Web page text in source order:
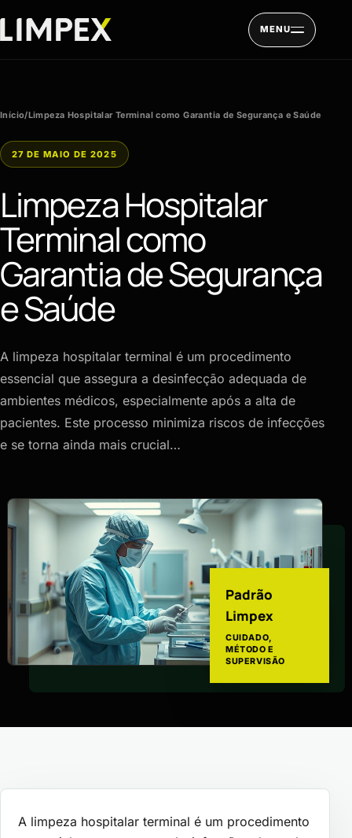
MENU
Início/Limpeza Hospitalar Terminal como Garantia de Segurança e Saúde
27 DE MAIO DE 2025
Limpeza Hospitalar
Terminal como
Garantia de Segurança
e Saúde
A limpeza hospitalar terminal é um procedimento
essencial que assegura a desinfecção adequada de
ambientes médicos, especialmente após a alta de
pacientes. Este processo minimiza riscos de infecções
e se torna ainda mais crucial…
Padrão
Limpex
CUIDADO,
MÉTODO E
SUPERVISÃO
A limpeza hospitalar terminal é um procedimento